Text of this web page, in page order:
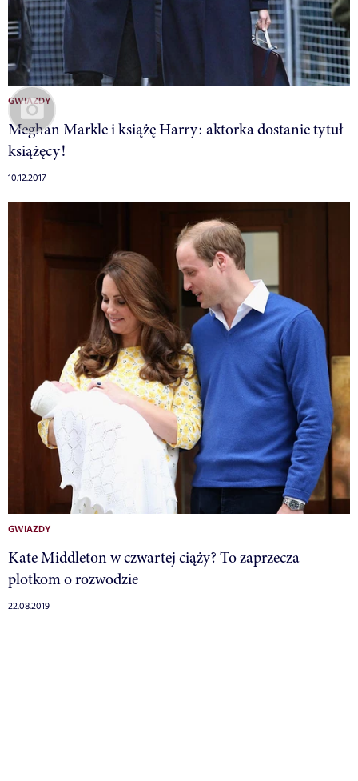
GWIAZDY
Meghan Markle i książę Harry: aktorka dostanie tytuł
książęcy!
10.12.2017
GWIAZDY
Kate Middleton w czwartej ciąży? To zaprzecza
plotkom o rozwodzie
22.08.2019